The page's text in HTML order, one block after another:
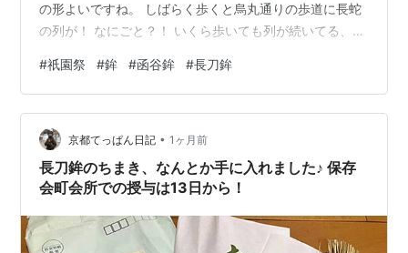
の形よいですね。 しばらく歩くと烏丸通りの歩道に長蛇
の列が！ なにごと？！ いくら歩いても列が続いてる、蛸
に並んでいる方々でした。…すごい…朝から暑いなか…お
つかれさまです。 仕事帰り、ちょっとだけ寄り道して長
刀鉾を見に行ってきました。美しい懸装品で飾られた
鉾、見ごたえあります。 小さな男の子とお父さん、年配
のおじさまなど、鉾に登っている人たちがいました。楽
しそう。 朝と夕方、函谷鉾と長刀鉾を…
#祇園祭 #鉾 #函谷鉾 #長刀鉾
京都てっぱん日記 • 1ヶ月前
長刀鉾のちまき、なんとか手に入れました♪ 保存
会町会所での授与は13日から！